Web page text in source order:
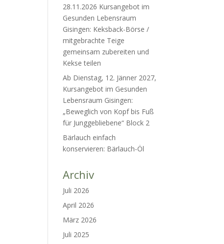
28.11.2026 Kursangebot im
Gesunden Lebensraum
Gisingen: Keksback-Börse /
mitgebrachte Teige
gemeinsam zubereiten und
Kekse teilen
Ab Dienstag, 12. Jänner 2027,
Kursangebot im Gesunden
Lebensraum Gisingen:
„Beweglich von Kopf bis Fuß
für Junggebliebene“ Block 2
Bärlauch einfach
konservieren: Bärlauch-Öl
Archiv
Juli 2026
April 2026
März 2026
Juli 2025